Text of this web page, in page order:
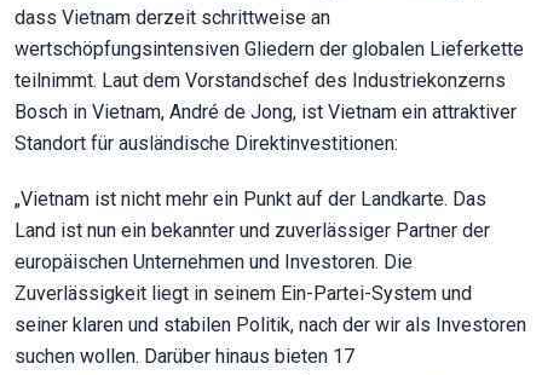
dass Vietnam derzeit schrittweise an
wertschöpfungsintensiven Gliedern der globalen Lieferkette
teilnimmt. Laut dem Vorstandschef des Industriekonzerns
Bosch in Vietnam, André de Jong, ist Vietnam ein attraktiver
Standort für ausländische Direktinvestitionen:
„Vietnam ist nicht mehr ein Punkt auf der Landkarte. Das
Land ist nun ein bekannter und zuverlässiger Partner der
europäischen Unternehmen und Investoren. Die
Zuverlässigkeit liegt in seinem Ein-Partei-System und
seiner klaren und stabilen Politik, nach der wir als Investoren
suchen wollen. Darüber hinaus bieten 17